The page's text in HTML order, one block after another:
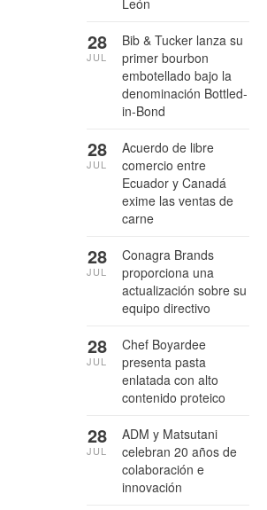
Bib & Tucker lanza su
primer bourbon
embotellado bajo la
denominación Bottled-
in-Bond
28
JUL
Acuerdo de libre
comercio entre
Ecuador y Canadá
exime las ventas de
carne
28
JUL
Conagra Brands
proporciona una
actualización sobre su
equipo directivo
28
JUL
Chef Boyardee
presenta pasta
enlatada con alto
contenido proteico
28
JUL
ADM y Matsutani
celebran 20 años de
colaboración e
innovación
28
JUL